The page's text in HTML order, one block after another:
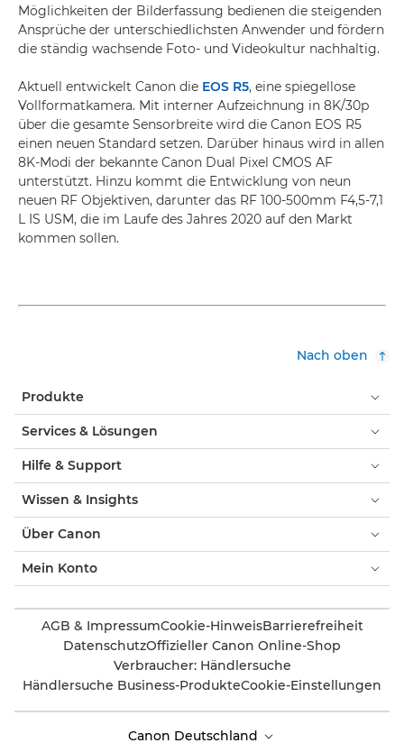
Möglichkeiten der Bilderfassung bedienen die steigenden
Ansprüche der unterschiedlichsten Anwender und fördern
die ständig wachsende Foto- und Videokultur nachhaltig.
Aktuell entwickelt Canon die EOS R5, eine spiegellose
Vollformatkamera. Mit interner Aufzeichnung in 8K/30p
über die gesamte Sensorbreite wird die Canon EOS R5
einen neuen Standard setzen. Darüber hinaus wird in allen
8K-Modi der bekannte Canon Dual Pixel CMOS AF
unterstützt. Hinzu kommt die Entwicklung von neun
neuen RF Objektiven, darunter das RF 100-500mm F4,5-7,1
L IS USM, die im Laufe des Jahres 2020 auf den Markt
kommen sollen.
Nach oben
Produkte
Services & Lösungen
Hilfe & Support
Wissen & Insights
Über Canon
Mein Konto
AGB & ImpressumCookie-HinweisBarrierefreiheit
DatenschutzOffizieller Canon Online-Shop
Verbraucher: Händlersuche
Händlersuche Business-ProdukteCookie-Einstellungen
Canon Deutschland